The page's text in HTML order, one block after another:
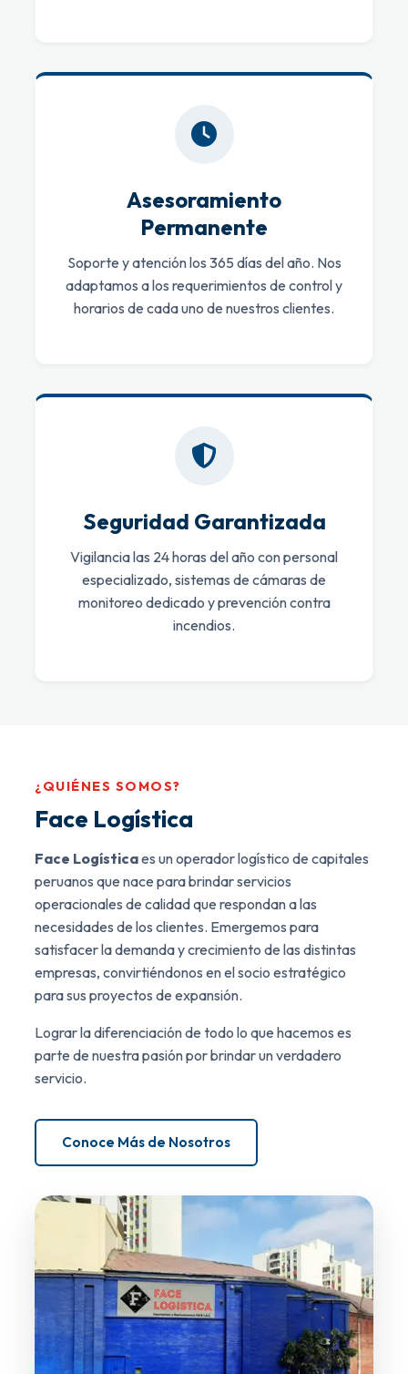
Asesoramiento
Permanente
Soporte y atención los 365 días del año. Nos
adaptamos a los requerimientos de control y
horarios de cada uno de nuestros clientes.
Seguridad Garantizada
Vigilancia las 24 horas del año con personal
especializado, sistemas de cámaras de
monitoreo dedicado y prevención contra
incendios.
¿QUIÉNES SOMOS?
Face Logística
Face Logísticaes un operador logístico de capitales
peruanos que nace para brindar servicios
operacionales de calidad que respondan a las
necesidades de los clientes. Emergemos para
satisfacer la demanda y crecimiento de las distintas
empresas, convirtiéndonos en el socio estratégico
para sus proyectos de expansión.
Lograr la diferenciación de todo lo que hacemos es
parte de nuestra pasión por brindar un verdadero
servicio.
Conoce Más de Nosotros